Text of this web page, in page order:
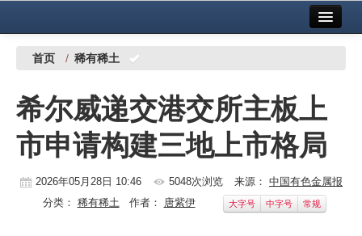
中国有色金属报社主办 广告服务
铜镍铅锌
铝
稀有稀土
首页 / 稀有稀土
希尔威递交港交所主板上
市申请构建三地上市格局
2026年05月28日 10:46 5048次浏览 来源： 中国有色金属报
分类： 稀有稀土作者： 唐紫伊 大字号 中字号 常规